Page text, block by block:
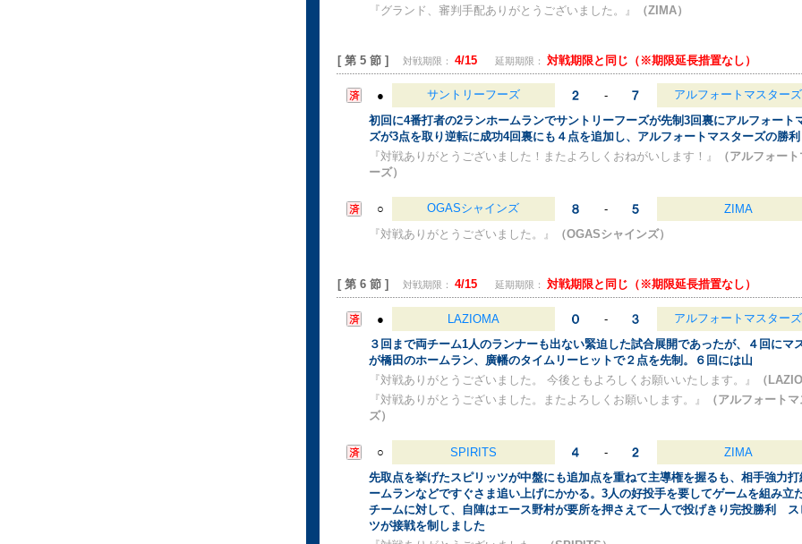
『グランド、審判手配ありがとうございました。』
（ZIMA）
[ 第 5 節 ] 対戦期限： 4/15 延期期限： 対戦期限と同じ（※期限延長措置なし）
● サントリーフーズ - アルフォートマスターズ
初回に4番打者の2ランホームランでサントリーフーズが先制3回裏にアルフォート
ズが3点を取り逆転に成功4回裏にも４点を追加し、アルフォートマスターズの勝利
『対戦ありがとうございました！またよろしくおねがいします！』
（アルフォー
ーズ）
○ OGASシャインズ - ZIMA
『対戦ありがとうございました。』
（OGASシャインズ）
[ 第 6 節 ] 対戦期限： 4/15 延期期限： 対戦期限と同じ（※期限延長措置なし）
● LAZIOMA - アルフォートマスターズ
３回まで両チーム1人のランナーも出ない緊迫した試合展開であったが、４回にマ
が橋田のホームラン、廣幡のタイムリーヒットで２点を先制。６回には山
『対戦ありがとうございました。 今後ともよろしくお願いいたします。』
（
『対戦ありがとうございました。またよろしくお願いします。』
（アルフォート
ズ）
○ SPIRITS - ZIMA
先取点を挙げたスピリッツが中盤にも追加点を重ねて主導権を握るも、相手強力打
ームランなどですぐさま追い上げにかかる。3人の好投手を要してゲームを組み立
チームに対して、自陣はエース野村が要所を押さえて一人で投げきり完投勝利 ス
ツが接戦を制しました